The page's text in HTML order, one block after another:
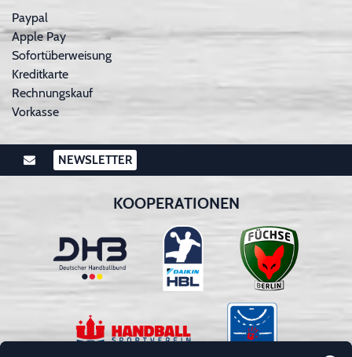
Paypal
Apple Pay
Sofortüberweisung
Kreditkarte
Rechnungskauf
Vorkasse
NEWSLETTER
KOOPERATIONEN